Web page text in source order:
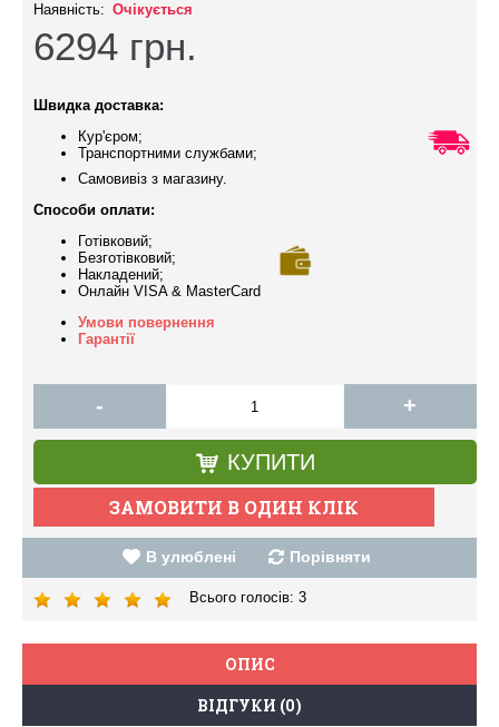
Наявність: Очікується
6294 грн.
Швидка доставка:
Кур'єром;
Транспортними службами;
Самовивіз з магазину.
Способи оплати:
Готівковий;
Безготівковий;
Накладений;
Онлайн VISA & MasterCard
Умови повернення
Гарантії
- +
КУПИТИ
В улюблені Порівняти
Всього голосів: 3
ОПИС
ВІДГУКИ (0)